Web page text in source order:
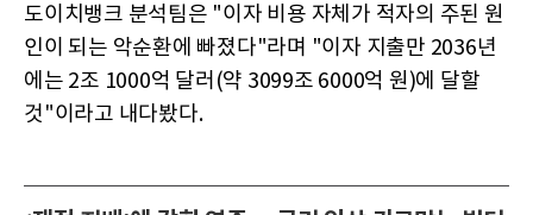
도이치뱅크 분석팀은 "이자 비용 자체가 적자의 주된 원
인이 되는 악순환에 빠졌다"라며 "이자 지출만 2036년
에는 2조 1000억 달러(약 3099조 6000억 원)에 달할
것"이라고 내다봤다.